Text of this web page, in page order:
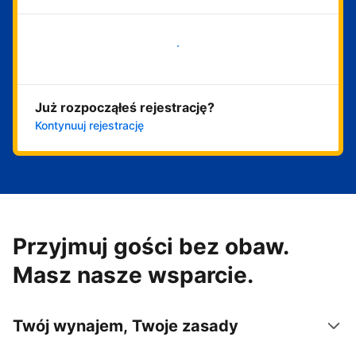
Zacznij już teraz
Już rozpocząłeś rejestrację?
Kontynuuj rejestrację
Przyjmuj gości bez obaw.
Masz nasze wsparcie.
Twój wynajem, Twoje zasady